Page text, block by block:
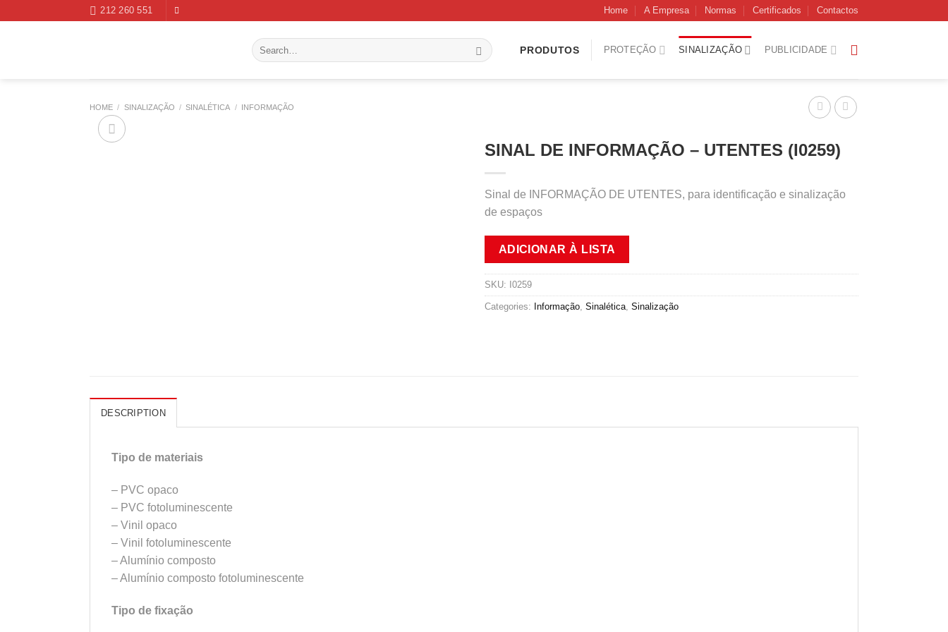
212 260 551 Home A Empresa Normas Certificados Contactos
Search
for:
PRODUTOS PROTEÇÃO SINALIZAÇÃO PUBLICIDADE
HOME / SINALIZAÇÃO / SINALÉTICA / INFORMAÇÃO
SINAL DE INFORMAÇÃO – UTENTES (I0259)
Sinal de INFORMAÇÃO DE UTENTES, para identificação e sinalização
de espaços
ADICIONAR À LISTA
SKU: I0259
Categories: Informação, Sinalética, Sinalização
DESCRIPTION
Tipo de materiais
– PVC opaco
– PVC fotoluminescente
– Vinil opaco
– Vinil fotoluminescente
– Alumínio composto
– Alumínio composto fotoluminescente
Tipo de fixação